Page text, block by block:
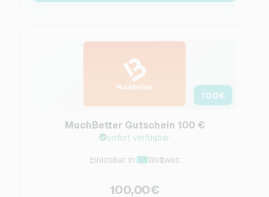
100€
MuchBetter Gutschein 100 €
sofort verfügbar
Einlösbar in: Weltweit
100,00€